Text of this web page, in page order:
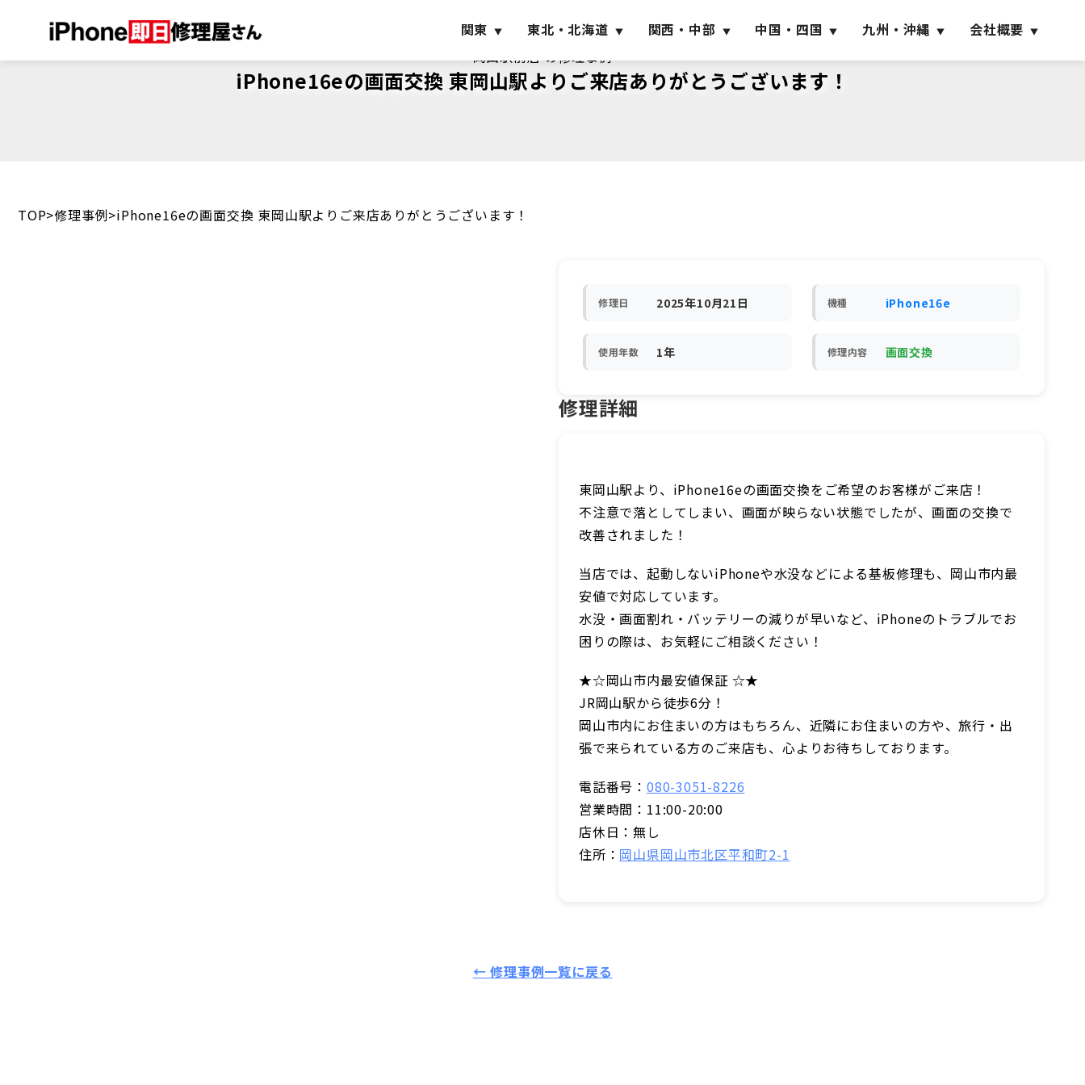
関東 東北・北海道 関西・中部 中国・四国 九州・沖縄
会社概要
岡山駅前店 の修理事例
iPhone16eの画面交換 東岡山駅よりご来店ありがとうございます！
TOP 修理事例 iPhone16eの画面交換 東岡山駅よりご来店ありがとうございます！
修理日 2025年10月21日 機種 iPhone16e
使用年数 1年 修理内容 画面交換
修理詳細
東岡山駅より、iPhone16eの画面交換をご希望のお客様がご来店！
不注意で落としてしまい、画面が映らない状態でしたが、画面の交換で
改善されました！
当店では、起動しないiPhoneや水没などによる基板修理も、岡山市内最
安値で対応しています。
水没・画面割れ・バッテリーの減りが早いなど、iPhoneのトラブルでお
困りの際は、お気軽にご相談ください！
★☆岡山市内最安値保証 ☆★
JR岡山駅から徒歩6分！
岡山市内にお住まいの方はもちろん、近隣にお住まいの方や、旅行・出
張で来られている方のご来店も、心よりお待ちしております。
電話番号： 080-3051-8226
営業時間：11:00-20:00
店休日：無し
住所： 岡山県岡山市北区平和町2-1
← 修理事例一覧に戻る